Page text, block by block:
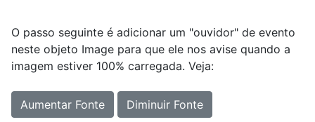
O passo seguinte é adicionar um "ouvidor" de evento
neste objeto Image para que ele nos avise quando a
imagem estiver 100% carregada. Veja:
Aumentar Fonte Diminuir Fonte